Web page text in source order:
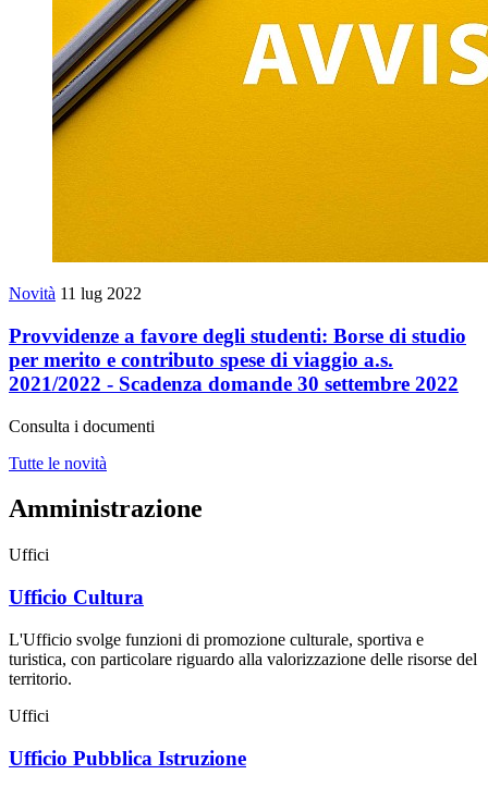
Novità 11 lug 2022
Provvidenze a favore degli studenti: Borse di studio
per merito e contributo spese di viaggio a.s.
2021/2022 - Scadenza domande 30 settembre 2022
Consulta i documenti
Tutte le novità
Amministrazione
Uffici
Ufficio Cultura
L'Ufficio svolge funzioni di promozione culturale, sportiva e
turistica, con particolare riguardo alla valorizzazione delle risorse del
territorio.
Uffici
Ufficio Pubblica Istruzione